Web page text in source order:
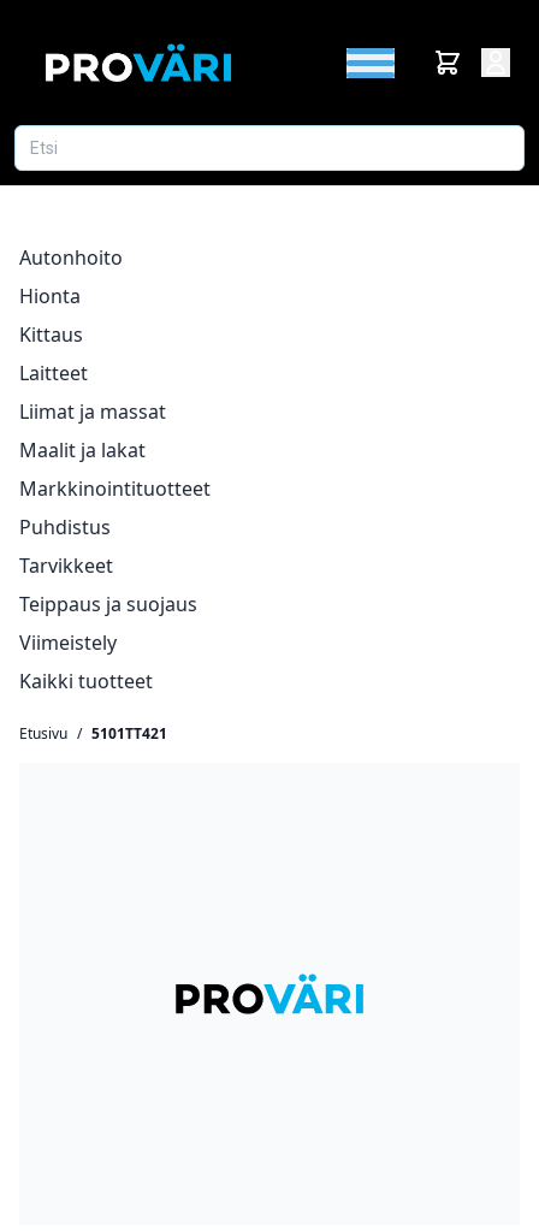
Autonhoito
Hionta
Kittaus
Laitteet
Liimat ja massat
Maalit ja lakat
Markkinointituotteet
Puhdistus
Tarvikkeet
Teippaus ja suojaus
Viimeistely
Kaikki tuotteet
Etusivu / 5101TT421